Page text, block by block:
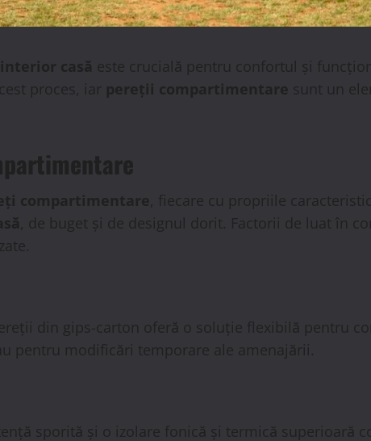
casă este crucială pentru confortul și
proces, iar pereții compartimentare sunt un
compartimentare, fiecare cu propriile
, de buget și de designul dorit. Factorii de luat în
din gips-carton oferă o soluție flexibilă pentru
pentru modificări temporare ale amenajării.
sporită și o izolare fonică și termică superioară